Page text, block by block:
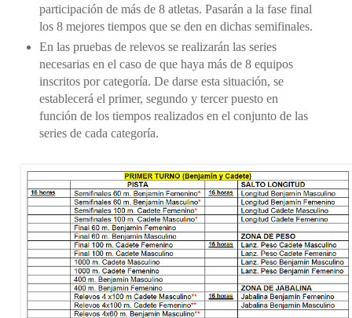
participación de más de 8 atletas. Pasarán a la fase final
los 8 mejores tiempos que se den en dichas semifinales.
En las pruebas de relevos se realizarán las series
necesarias en el caso de que haya más de 8 equipos
inscritos por categoría. De darse esta situación, se
establecerá el primer, segundo y tercer puesto en
función de los tiempos realizados en el conjunto de las
series de cada categoría.